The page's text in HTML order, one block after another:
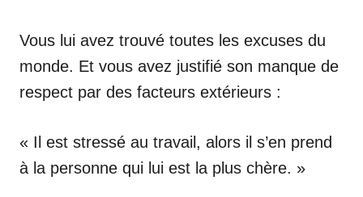
Vous lui avez trouvé toutes les excuses du
monde. Et vous avez justifié son manque de
respect par des facteurs extérieurs :
« Il est stressé au travail, alors il s’en prend
à la personne qui lui est la plus chère. »